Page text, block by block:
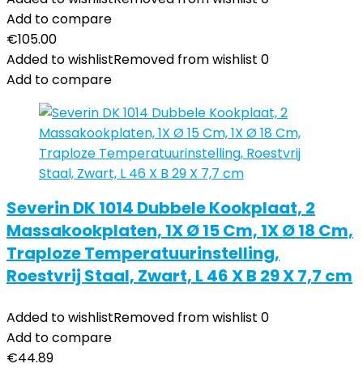
Add to compare
€105.00
Added to wishlistRemoved from wishlist 0
Add to compare
Severin DK 1014 Dubbele Kookplaat, 2
Massakookplaten, 1X Ø 15 Cm, 1X Ø 18 Cm,
Traploze Temperatuurinstelling,
Roestvrij Staal, Zwart, L 46 X B 29 X 7,7 cm
Added to wishlistRemoved from wishlist 0
Add to compare
€44.89